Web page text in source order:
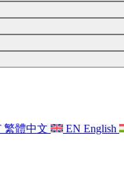
繁體中文 EN English